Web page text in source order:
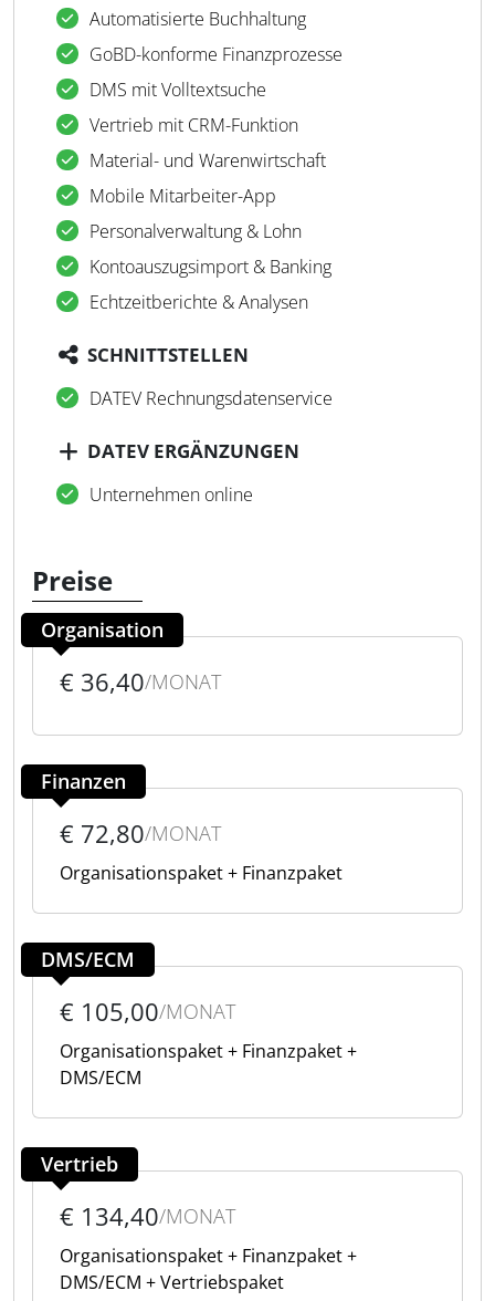
Automatisierte Buchhaltung
GoBD-konforme Finanzprozesse
DMS mit Volltextsuche
Vertrieb mit CRM-Funktion
Material- und Warenwirtschaft
Mobile Mitarbeiter-App
Personalverwaltung & Lohn
Kontoauszugsimport & Banking
Echtzeitberichte & Analysen
SCHNITTSTELLEN
DATEV Rechnungsdatenservice
DATEV ERGÄNZUNGEN
Unternehmen online
Preise
Organisation
€ 36,40/MONAT
Finanzen
€ 72,80/MONAT
Organisationspaket + Finanzpaket
DMS/ECM
€ 105,00/MONAT
Organisationspaket + Finanzpaket +
DMS/ECM
Vertrieb
€ 134,40/MONAT
Organisationspaket + Finanzpaket +
DMS/ECM + Vertriebspaket